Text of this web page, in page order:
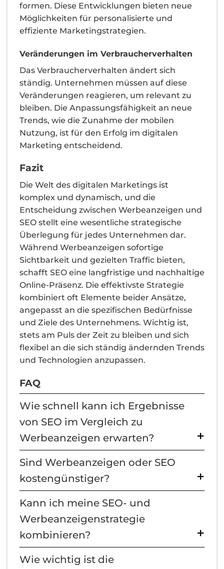
formen. Diese Entwicklungen bieten neue
Möglichkeiten für personalisierte und
effiziente Marketingstrategien.
Veränderungen im Verbraucherverhalten
Das Verbraucherverhalten ändert sich
ständig. Unternehmen müssen auf diese
Veränderungen reagieren, um relevant zu
bleiben. Die Anpassungsfähigkeit an neue
Trends, wie die Zunahme der mobilen
Nutzung, ist für den Erfolg im digitalen
Marketing entscheidend.
Fazit
Die Welt des digitalen Marketings ist
komplex und dynamisch, und die
Entscheidung zwischen Werbeanzeigen und
SEO stellt eine wesentliche strategische
Überlegung für jedes Unternehmen dar.
Während Werbeanzeigen sofortige
Sichtbarkeit und gezielten Traffic bieten,
schafft SEO eine langfristige und nachhaltige
Online-Präsenz. Die effektivste Strategie
kombiniert oft Elemente beider Ansätze,
angepasst an die spezifischen Bedürfnisse
und Ziele des Unternehmens. Wichtig ist,
stets am Puls der Zeit zu bleiben und sich
flexibel an die sich ständig ändernden Trends
und Technologien anzupassen.
FAQ
Wie schnell kann ich Ergebnisse
von SEO im Vergleich zu
Werbeanzeigen erwarten?
Sind Werbeanzeigen oder SEO
kostengünstiger?
Kann ich meine SEO- und
Werbeanzeigenstrategie
kombinieren?
Wie wichtig ist die